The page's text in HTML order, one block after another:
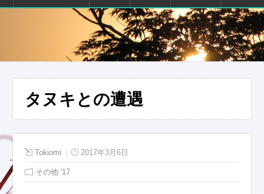
タヌキとの遭遇
Tokiomi 2017年3月6日
その他 '17